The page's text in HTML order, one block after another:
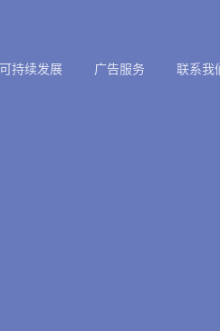
可持续发展 广告服务 联系我